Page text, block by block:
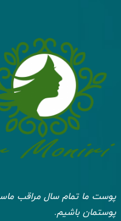
پوست ما تمام سال مراقب
پوستمان باشیم.